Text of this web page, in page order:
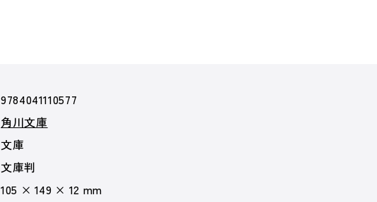
9784041110577
角川文庫
文庫
文庫判
105 × 149 × 12 mm